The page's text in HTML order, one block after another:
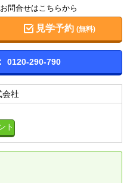
問合せはこちらから
見学予約(無料)
0120-290-790
会社
ト